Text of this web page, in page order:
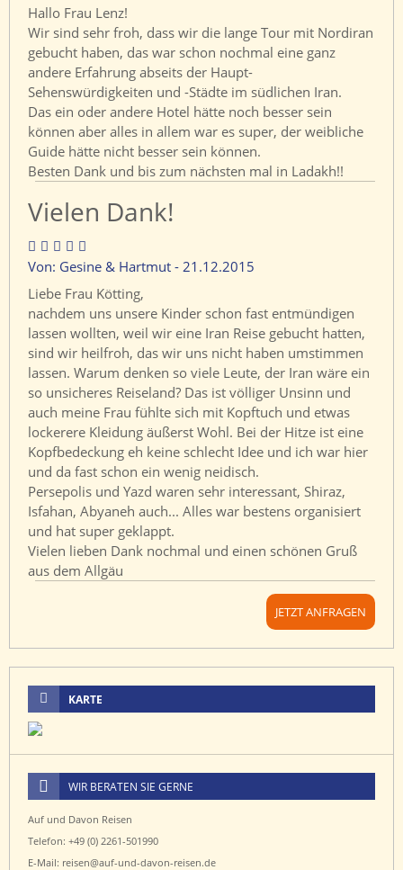
Hallo Frau Lenz!
Wir sind sehr froh, dass wir die lange Tour mit Nordiran
gebucht haben, das war schon nochmal eine ganz
andere Erfahrung abseits der Haupt-
Sehenswürdigkeiten und -Städte im südlichen Iran.
Das ein oder andere Hotel hätte noch besser sein
können aber alles in allem war es super, der weibliche
Guide hätte nicht besser sein können.
Besten Dank und bis zum nächsten mal in Ladakh!!
Vielen Dank!
Von: Gesine & Hartmut - 21.12.2015
Liebe Frau Kötting,
nachdem uns unsere Kinder schon fast entmündigen
lassen wollten, weil wir eine Iran Reise gebucht hatten,
sind wir heilfroh, das wir uns nicht haben umstimmen
lassen. Warum denken so viele Leute, der Iran wäre ein
so unsicheres Reiseland? Das ist völliger Unsinn und
auch meine Frau fühlte sich mit Kopftuch und etwas
lockerere Kleidung äußerst Wohl. Bei der Hitze ist eine
Kopfbedeckung eh keine schlecht Idee und ich war hier
und da fast schon ein wenig neidisch.
Persepolis und Yazd waren sehr interessant, Shiraz,
Isfahan, Abyaneh auch... Alles war bestens organisiert
und hat super geklappt.
Vielen lieben Dank nochmal und einen schönen Gruß
aus dem Allgäu
JETZT ANFRAGEN
KARTE
WIR BERATEN SIE GERNE
Auf und Davon Reisen
Telefon: +49 (0) 2261-501990
E-Mail: reisen@auf-und-davon-reisen.de